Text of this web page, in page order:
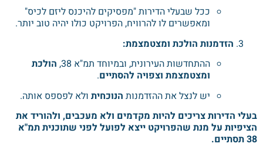
ככל שבעלי הדירות "מפסיקים להיכנס ליזם לכיס"
ומאפשרים לו להרוויח, הפרויקט כולו יהיה טוב יותר.
הזדמנות הולכת ומצטמצמת:
ההתחדשות העירונית, ובמיוחד תמ"א 38,
הולכת
ומצטמצמת וצפויה להסתיים.
יש לנצל את ההזדמנות הנוכחית ולא לפספס אותה.
בעלי הדירות צריכים להיות מקדמים ולא מעכבים, ולהוריד את
הציפיות על מנת שהפרויקט ייצא לפועל לפני שתוכנית תמ"א
38 תסתיים.